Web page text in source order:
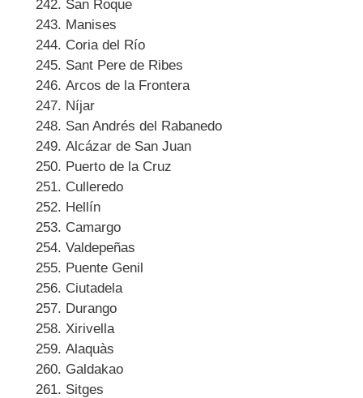
San Roque
Manises
Coria del Río
Sant Pere de Ribes
Arcos de la Frontera
Níjar
San Andrés del Rabanedo
Alcázar de San Juan
Puerto de la Cruz
Culleredo
Hellín
Camargo
Valdepeñas
Puente Genil
Ciutadela
Durango
Xirivella
Alaquàs
Galdakao
Sitges